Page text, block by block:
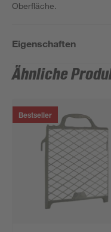
Oberfläche.
Eigenschaften
Ähnliche
Bestseller